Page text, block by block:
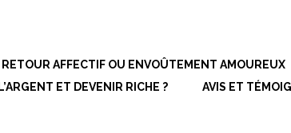
RETOUR AFFECTIF OU ENVOÛTEMENT AMOUREUX
ET DEVENIR RICHE ?
AVIS ET